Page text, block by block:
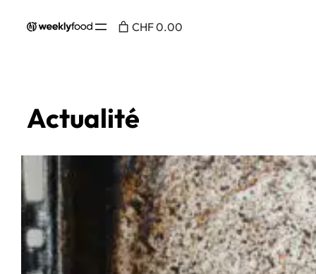
CHF 0.00
Actualité